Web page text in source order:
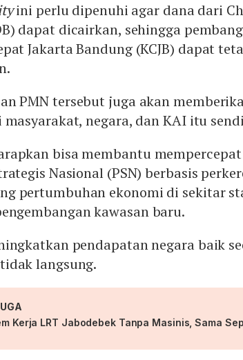
ini perlu dipenuhi agar dana dari
dapat dicairkan, sehingga
Jakarta Bandung (KCJB) dapat
PMN tersebut juga akan
masyarakat, negara, dan KAI itu
bisa membantu
Nasional (PSN) berbasis
pertumbuhan ekonomi di sekitar
kawasan baru.
pendapatan negara baik
langsung.
Kerja LRT Jabodebek Tanpa Masinis, Sama